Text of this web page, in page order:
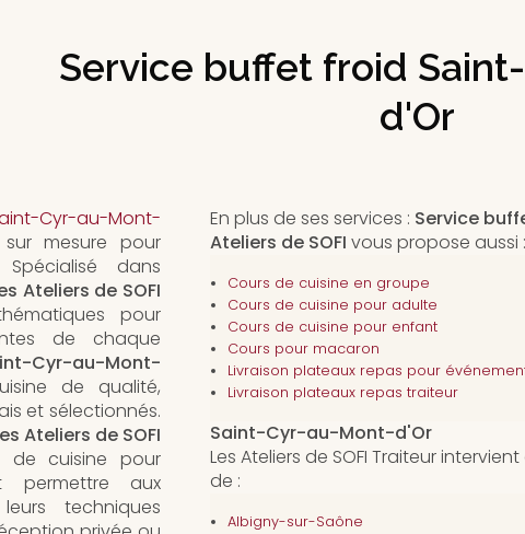
Service buffet froid
d'Or
Cyr-au-Mont-
mesure pour
dans
Ateliers de SOFI
pour
de chaque
Cyr-au-Mont-
de qualité,
et sélectionnés.
Ateliers de SOFI
de cuisine pour
permettre aux
techniques
En plus de ses services : Service
Ateliers de SOFI vous propose aussi :
Cours de cuisine en groupe
Cours de cuisine pour adulte
Cours de cuisine pour enfant
Cours pour macaron
Livraison plateaux repas pour
Livraison plateaux repas traiteur
Saint-Cyr-au-Mont-d'Or
Les Ateliers de SOFI Traiteur
de :
Albigny-sur-Saône